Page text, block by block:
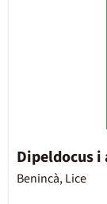
Dipeldocus
Benincà, Lice